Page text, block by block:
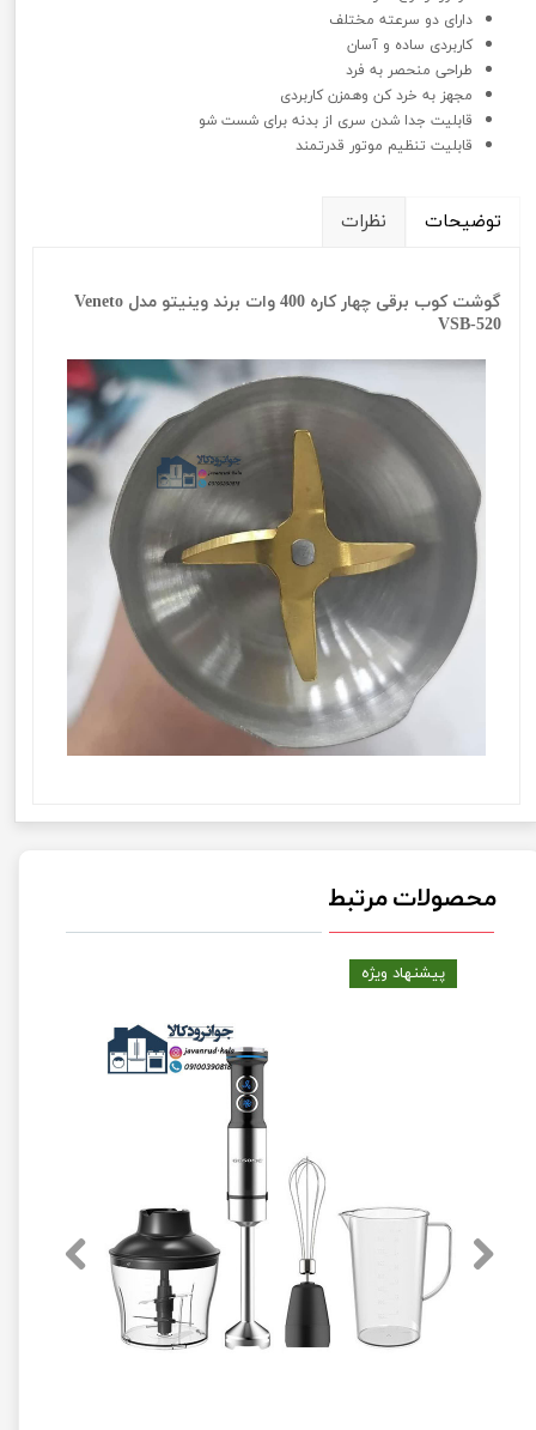
دارای دو سرعته مختلف
کاربردی ساده و آسان
طراحی منحصر به فرد
مجهز به خرد کن وهمزن کاربردی
قابلیت جدا شدن سری از بدنه برای شست شو
قابلیت تنظیم موتور قدرتمند
توضیحات نظرات
گوشت کوب برقی چهار کاره 400 وات برند وینیتو مدل Veneto
VSB-520
محصولات مرتبط
پیشنهاد ویژه